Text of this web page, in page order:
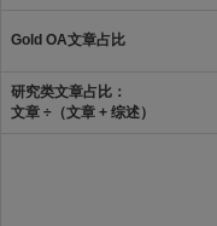
Gold OA文章占比
研究类文章占比：
文章 ÷（文章 + 综述）